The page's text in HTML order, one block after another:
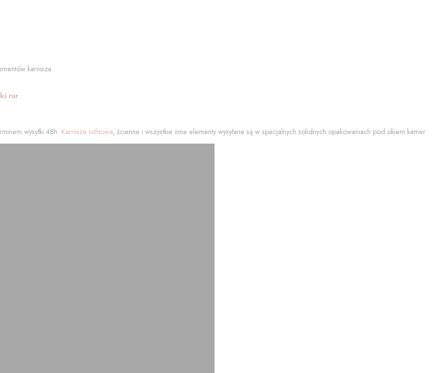
karnisza.
rur
wysyłki 48h. Karnisze sufitowe, ścienne i wszystkie inne elementy wysyłane są w specjalnych solidnych opakowaniach pod okiem kamer.